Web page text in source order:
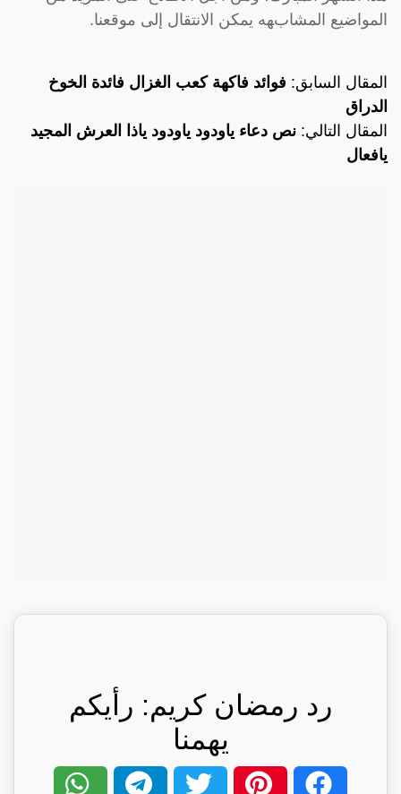
المواضيع المشابهه يمكن الانتقال إلى موقعنا.
المقال السابق: فوائد فاكهة كعب الغزال فائدة الخوخ
الدراق
المقال التالي: نص دعاء ياودود ياودود ياذا العرش المجيد
يافعال
رد رمضان كريم: رأيكم
يهمنا